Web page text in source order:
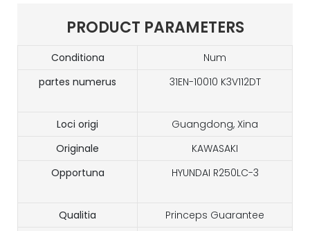
PRODUCT PARAMETERS
Conditiona
Num
partes numerus
31EN-10010 K3V112DT
Loci origi
Guangdong, Xina
Originale
KAWASAKI
Opportuna
HYUNDAI R250LC-3
Qualitia
Princeps Guarantee